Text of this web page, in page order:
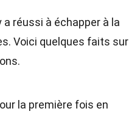
réussi à échapper à la
Voici quelques faits sur
la première fois en